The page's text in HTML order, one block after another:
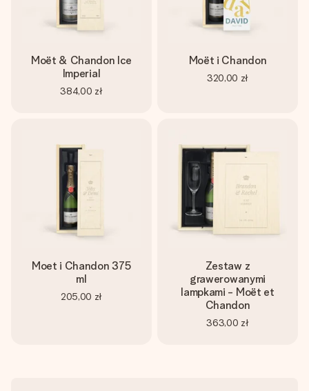
Moët & Chandon Ice
Imperial
384,00 zł
Moët i Chandon
320,00 zł
Moet i Chandon 375
ml
205,00 zł
Zestaw z
grawerowanymi
lampkami - Moët et
Chandon
363,00 zł